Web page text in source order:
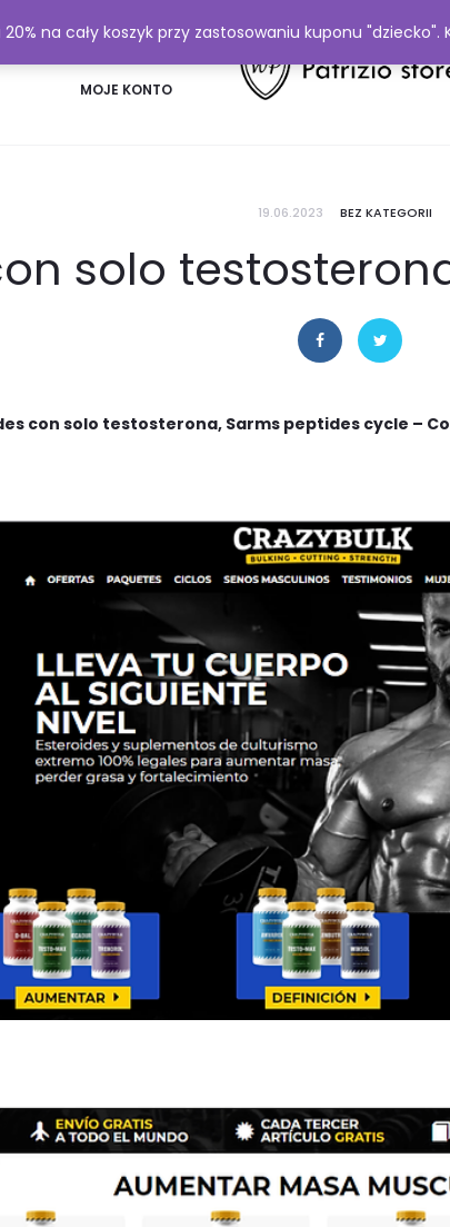
MOJE KONTO
19.06.2023 BEZ KATEGORII
solo
con solo testosterona, Sarms peptides cycle –
na cały koszyk przy zastosowaniu kuponu